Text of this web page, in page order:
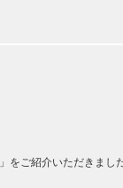
をご紹介いただきまし